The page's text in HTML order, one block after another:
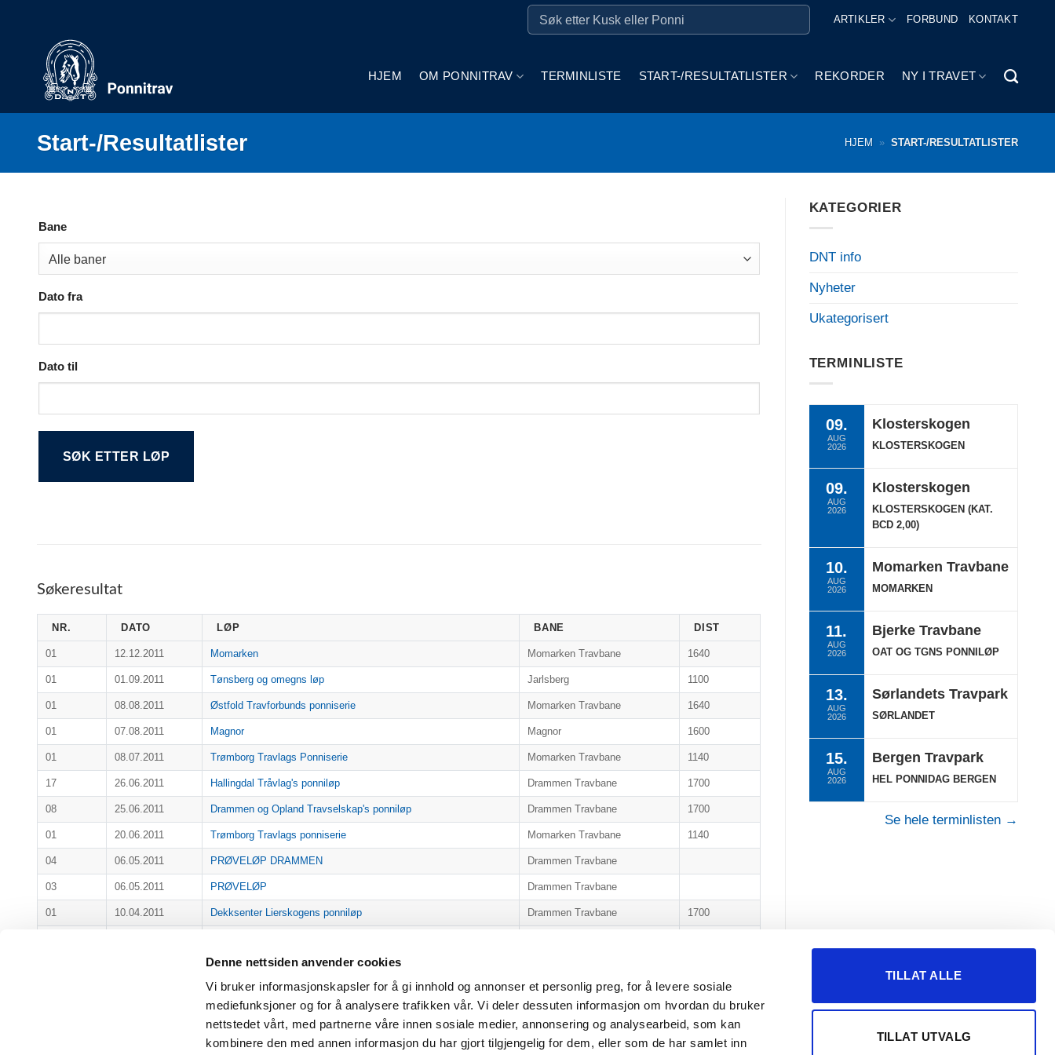
Denne nettsiden anvender cookies
Vi bruker informasjonskapsler for å gi innhold og annonser et personlig preg, for å levere sosiale
mediefunksjoner og for å analysere trafikken vår. Vi deler dessuten informasjon om hvordan du bruker
nettstedet vårt, med partnerne våre innen sosiale medier, annonsering og analysearbeid, som kan
kombinere den med annen informasjon du har gjort tilgjengelig for dem, eller som de har samlet inn
TILLAT ALLE
TILLAT UTVALG
ARTIKLER FORBUND KONTAKT
HJEM OM PONNITRAV TERMINLISTE START-/RESULTATLISTER REKORDER NY I TRAVET
Start-/Resultatlister HJEM » START-/RESULTATLISTER
Bane
Dato fra
Dato til
Søkeresultat
NR. DATO LØP BANE DIST
01 12.12.2011 Momarken Momarken Travbane 1640
01 01.09.2011 Tønsberg og omegns løp Jarlsberg 1100
01 08.08.2011 Østfold Travforbunds ponniserie Momarken Travbane 1640
01 07.08.2011 Magnor Magnor 1600
01 08.07.2011 Trømborg Travlags Ponniserie Momarken Travbane 1140
17 26.06.2011 Hallingdal Tråvlag's ponniløp Drammen Travbane 1700
08 25.06.2011 Drammen og Opland Travselskap's ponniløp Drammen Travbane 1700
01 20.06.2011 Trømborg Travlags ponniserie Momarken Travbane 1140
04 06.05.2011 PRØVELØP DRAMMEN Drammen Travbane
03 06.05.2011 PRØVELØP Drammen Travbane
01 10.04.2011 Dekksenter Lierskogens ponniløp Drammen Travbane 1700
Momarken
Forrige Neste
KATEGORIER
DNT info
Nyheter
Ukategorisert
TERMINLISTE
09.
AUG
2026
Klosterskogen
KLOSTERSKOGEN
09.
AUG
2026
Klosterskogen
KLOSTERSKOGEN (KAT.
BCD 2,00)
10.
AUG
2026
Momarken Travbane
MOMARKEN
11.
AUG
2026
Bjerke Travbane
OAT OG TGNS PONNILØP
13.
AUG
2026
Sørlandets Travpark
SØRLANDET
15.
AUG
2026
Bergen Travpark
HEL PONNIDAG BERGEN
Se hele terminlisten →